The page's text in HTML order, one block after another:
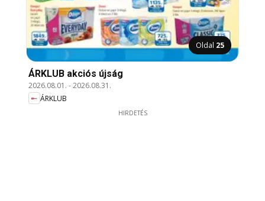
Oldal 25
ÁRKLUB akciós újság
2026.08.01. -2026.08.31.
ÁRKLUB
HIRDETÉS